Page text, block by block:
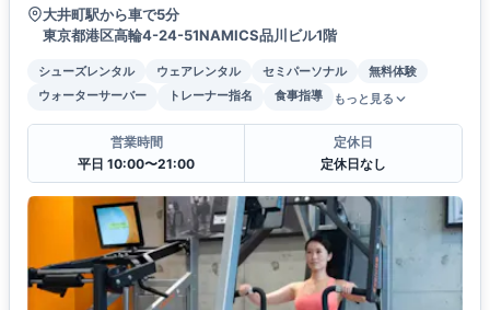
大井町駅から車で5分
東京都港区高輪4-24-51NAMICS品川ビル1階
シューズレンタル ウェアレンタル セミパーソナル
無料体験
ウォーターサーバー
トレーナー指名 食事指導 もっと見る
営業時間
平日 10:00〜21:00
定休日
定休日なし